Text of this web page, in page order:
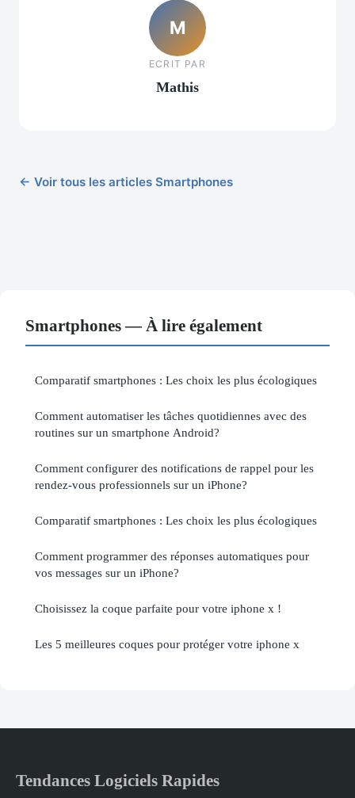
M
ECRIT PAR
Mathis
← Voir tous les articles Smartphones
Smartphones — À lire également
Comparatif smartphones : Les choix les plus écologiques
Comment automatiser les tâches quotidiennes avec des
routines sur un smartphone Android?
Comment configurer des notifications de rappel pour les
rendez-vous professionnels sur un iPhone?
Comparatif smartphones : Les choix les plus écologiques
Comment programmer des réponses automatiques pour
vos messages sur un iPhone?
Choisissez la coque parfaite pour votre iphone x !
Les 5 meilleures coques pour protéger votre iphone x
Tendances Logiciels Rapides